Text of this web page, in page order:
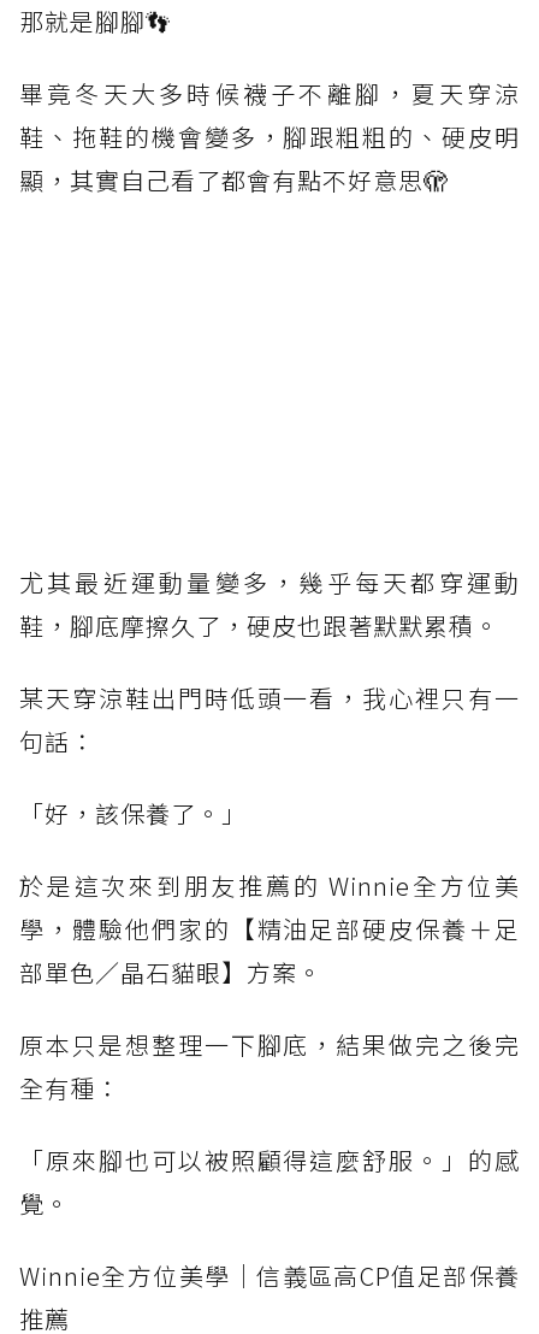
那就是腳腳👣
畢竟冬天大多時候襪子不離腳，夏天穿涼
鞋、拖鞋的機會變多，腳跟粗粗的、硬皮明
顯，其實自己看了都會有點不好意思🫣
尤其最近運動量變多，幾乎每天都穿運動
鞋，腳底摩擦久了，硬皮也跟著默默累積。
某天穿涼鞋出門時低頭一看，我心裡只有一
句話：
「好，該保養了。」
於是這次來到朋友推薦的 Winnie全方位美
學，體驗他們家的【精油足部硬皮保養＋足
部單色／晶石貓眼】方案。
原本只是想整理一下腳底，結果做完之後完
全有種：
「原來腳也可以被照顧得這麼舒服。」的感
覺。
Winnie全方位美學｜信義區高CP值足部保養
推薦